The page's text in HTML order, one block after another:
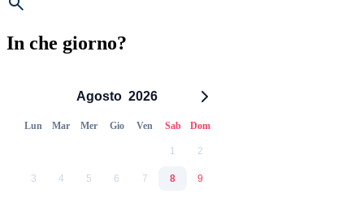
In che giorno?
Agosto 2026
Lun Mar Mer Gio Ven Sab Dom
1 2
3 4 5 6 7 8 9